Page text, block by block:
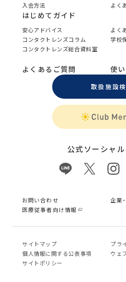
入会方法
よく
はじめてガイド
安心アドバイス
よく
コンタクトレンズコラム
学校
コンタクトレンズ総合資料室
よくあるご質問 使
取扱施設
公式ソーシャ
お問い合わせ
企業
医療従事者向け情報
サイトマップ
プラ
個⼈情報に関する公表事項
ウェ
サイトポリシー